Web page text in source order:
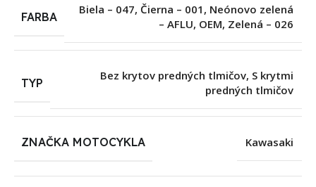
FARBA
Biela – 047, Čierna – 001 , Neónovo zelená
– AFLU, OEM, Zelená – 026
TYP
Bez krytov predných tlmičov, S krytmi
predných tlmičov
ZNAČKA MOTOCYKLA Kawasaki